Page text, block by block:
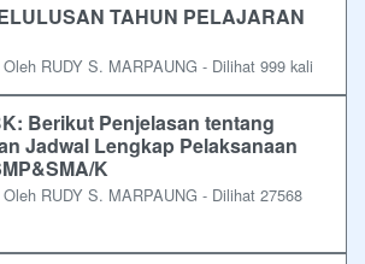
TAHUN PELAJARAN
RUDY S. MARPAUNG - Dilihat 999 kali
Berikut Penjelasan tentang
Jadwal Lengkap Pelaksanaan
K
RUDY S. MARPAUNG - Dilihat 27568